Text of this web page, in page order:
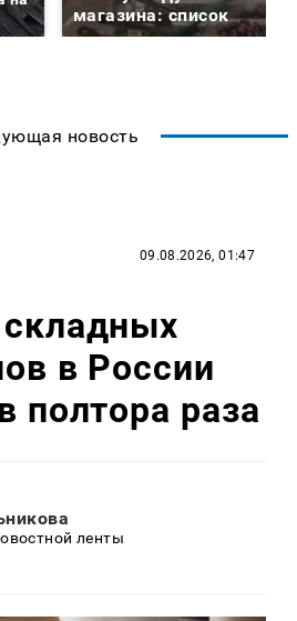
магазина: список
новость
09.08.2026, 01:47
в России
полтора раза
ленты